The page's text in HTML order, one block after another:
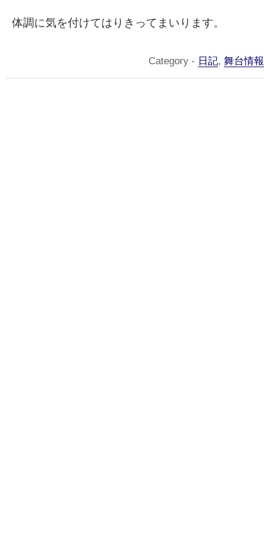
体調に気を付けてはりきってまいります。
Category - 日記, 舞台情報